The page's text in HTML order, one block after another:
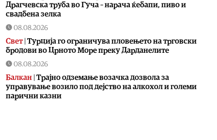
Драгчевска труба во Гуча – нарача ќебапи, пиво и
свадбена зелка
08.08.2026
Свет| Турција го ограничува пловењето на трговски
бродови во Црното Море преку Дарданелите
08.08.2026
Балкан Трајно одземање возачка дозвола за
управување возило под дејство на алкохол и големи
парични казни